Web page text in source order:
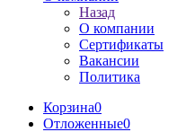
Назад
О компании
Сертификаты
Вакансии
Политика
Корзина0
Отложенные0